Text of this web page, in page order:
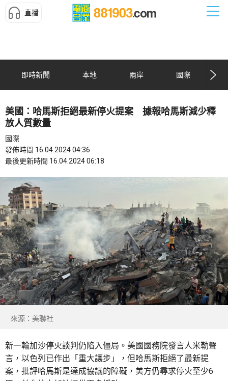
直播
即時新聞 本地 兩岸 國際
美國：哈馬斯拒絕最新停火提案 據報哈馬斯減少釋
放人質數量
國際
發佈時間 16.04.2024 04:36
最後更新時間 16.04.2024 06:18
來源：美聯社
新一輪加沙停火談判仍陷入僵局。美國國務院發言人米勒聲
言，以色列已作出「重大讓步」，但哈馬斯拒絕了最新提
案，批評哈馬斯是達成協議的障礙，美方仍尋求停火至少6